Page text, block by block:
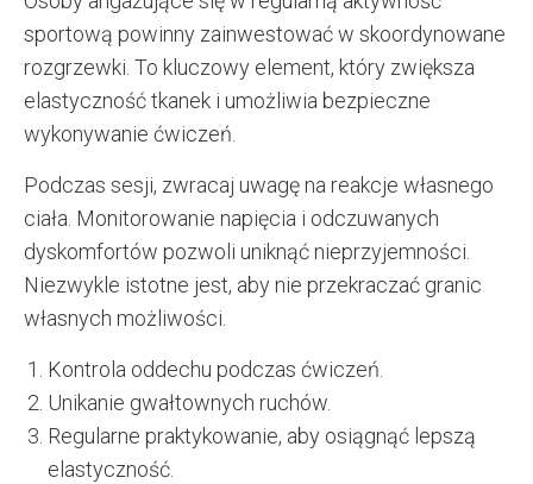
sportową powinny zainwestować w skoordynowane
rozgrzewki. To kluczowy element, który zwiększa
elastyczność tkanek i umożliwia bezpieczne
wykonywanie ćwiczeń.
Podczas sesji, zwracaj uwagę na reakcje własnego
ciała. Monitorowanie napięcia i odczuwanych
dyskomfortów pozwoli uniknąć nieprzyjemności.
Niezwykle istotne jest, aby nie przekraczać granic
własnych możliwości.
Kontrola oddechu podczas ćwiczeń.
Unikanie gwałtownych ruchów.
Regularne praktykowanie, aby osiągnąć lepszą
elastyczność.